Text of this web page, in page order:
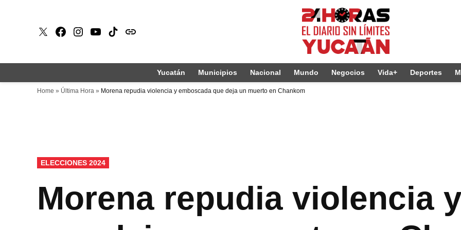
X Faceboook
Instagram
Youtube
Tiktokissuu
Yucatán Municipios Nacional Mundo Negocios Vida+ Deportes
Home » Última Hora » Morena repudia violencia y emboscada que deja un muerto en Chankom
PUBLICADO
EN
ELECCIONES 2024
Morena repudia violencia